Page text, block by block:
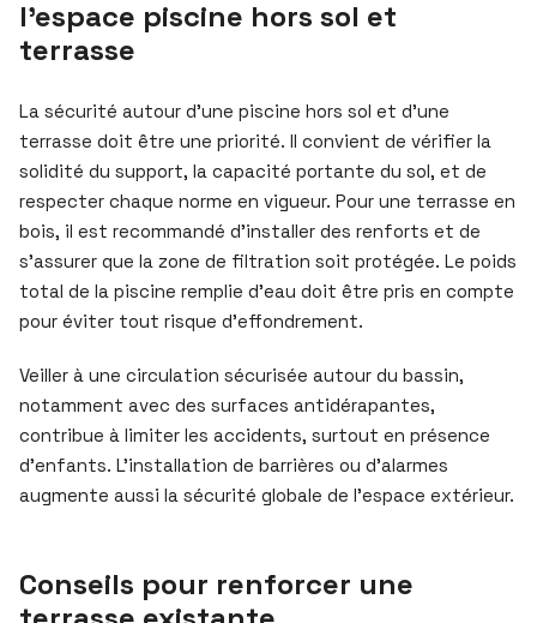
l’espace piscine hors sol et
terrasse
La sécurité autour d’une piscine hors sol et d’une
terrasse doit être une priorité. Il convient de vérifier la
solidité du support, la capacité portante du sol, et de
respecter chaque norme en vigueur. Pour une terrasse en
bois, il est recommandé d’installer des renforts et de
s’assurer que la zone de filtration soit protégée. Le poids
total de la piscine remplie d’eau doit être pris en compte
pour éviter tout risque d’effondrement.
Veiller à une circulation sécurisée autour du bassin,
notamment avec des surfaces antidérapantes,
contribue à limiter les accidents, surtout en présence
d’enfants. L’installation de barrières ou d’alarmes
augmente aussi la sécurité globale de l’espace extérieur.
Conseils pour renforcer une